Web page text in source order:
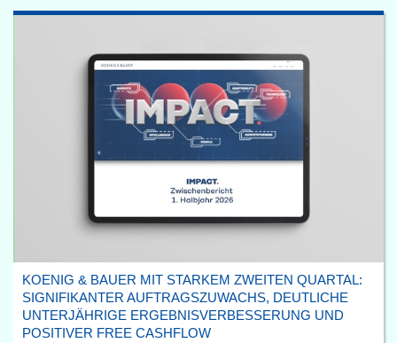
KOENIG & BAUER MIT STARKEM ZWEITEN QUARTAL:
SIGNIFIKANTER AUFTRAGSZUWACHS, DEUTLICHE
UNTERJÄHRIGE ERGEBNISVERBESSERUNG UND
POSITIVER FREE CASHFLOW